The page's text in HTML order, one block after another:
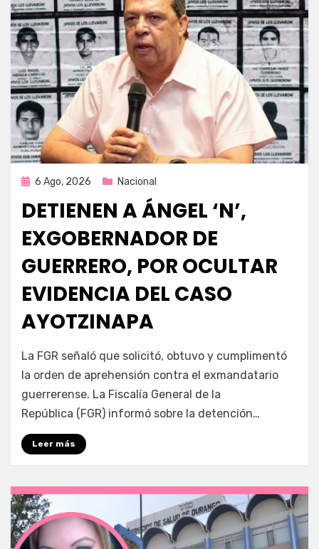
Publicada
6 Ago, 2026 Nacional
DETIENEN A ÁNGEL ‘N’,
EXGOBERNADOR DE
GUERRERO, POR OCULTAR
EVIDENCIA DEL CASO
AYOTZINAPA
porFernando Miranda Servín
La FGR señaló que solicitó, obtuvo y cumplimentó
la orden de aprehensión contra el exmandatario
guerrerense. La Fiscalía General de la
República (FGR) informó sobre la detención…
Leer más